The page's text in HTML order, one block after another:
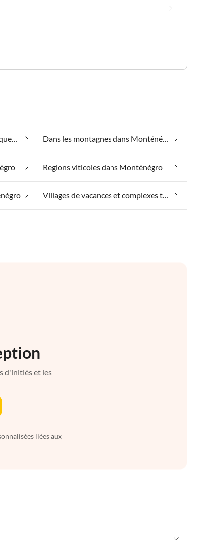
Convient aux personnes allergiques dans Monténégro Dans les montagnes dans Monténégro
Regions viticoles dans Monténégro
Villages de vacances et complexes touristiques dans Monténégro
d'initiés et les
liées aux